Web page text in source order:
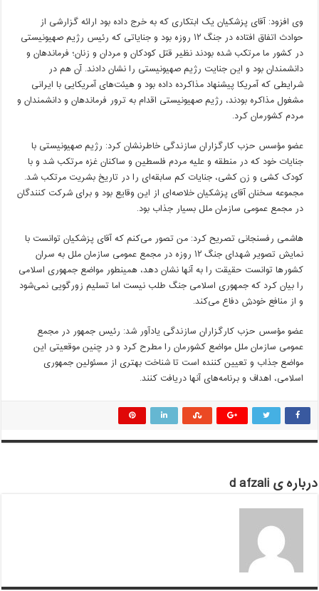
وی افزود: آقای پزشکیان یک ابتکاری که به خرج داده بود ارائه گزارشی از
حوادث اتفاق افتاده در جنگ ۱۲ روزه بود و جنایاتی که رئیس رژیم صهیونیستی
در کشور ما مرتکب شده بودند نظیر قتل کودکان و مردان و زنان؛ فرماندهان و
دانشمندان بود و این جنایت رژیم صهیونیستی را نشان دادند. آن هم در
شرایطی که آمریکا پیشنهاد مذاکرده داده بود و هیئت‌های آمریکایی با ایرانی
مشغول مذاکره بودند، رژیم صهیونیستی اقدام به ترور فرماندهان و دانشمندان و
مردم کشورمان کرد.
عضو مؤسس حزب کارگزاران سازندگی خاطرنشان کرد: رژیم صهیونیستی با
جنایات خود که در منطقه و علیه مردم فلسطین و ساکنان غزه مرتکب شد و با
کودک کشی و زن کشی، جنایات کم سابقه‌ای را در تاریخ بشریت مرتکب شد.
مجموعه سخنان آقای پزشکیان خلاصه‌ای از این وقایع بود و برای شرکت کنندگان
در مجمع عمومی سازمان ملل بسیار جذاب بود.
هاشمی رفسنجانی تصریح کرد: من تصور می‌کنم که آقای پزشکیان توانست با
نمایش تصویر شهدای جنگ ۱۲ روزه در مجمع عمومی سازمان ملل به سران
کشورها توانست حقیقت را به آنها نشان دهد، همینطور مواضع جمهوری اسلامی
را بیان کرد که جمهوری اسلامی جنگ طلب نیست اما تسلیم زورگویی نمی‌شود
و از منافع خودش دفاع می‌کند.
عضو مؤسس حزب کارگزاران سازندگی یادآور شد: رئیس جمهور در مجمع
عمومی سازمان ملل مواضع کشورمان را مطرح کرد و در چنین موقعیتی این
مواضع جذاب و تعیین کننده است تا شناخت بهتری از مسئولین جمهوری
اسلامی، اهداف و برنامه‌های آنها دریافت کنند.
درباره ی d afzali